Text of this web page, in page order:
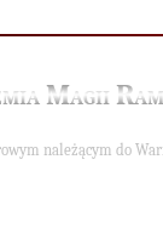
Magii
należącym do